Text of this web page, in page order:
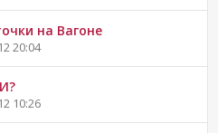
на Вагоне
20:04
10:26